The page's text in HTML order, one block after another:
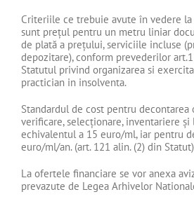
Criteriile ce trebuie avute în vedere
sunt prețul pentru un metru liniar
de plată a prețului, serviciile incluse
depozitare), conform prevederilor
Statutul privind organizarea si
practician in insolventa.
Standardul de cost pentru
verificare, selecționare, inventariere și
echivalentul a 15 euro/ml, iar pentru
euro/ml/an. (art. 121 alin. (2) din
La ofertele financiare se vor anexa
prevazute de Legea Arhivelor